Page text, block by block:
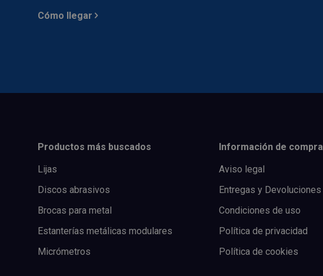
Cómo llegar
Productos más buscados
Lijas
Discos abrasivos
Brocas para metal
Estanterías metálicas modulares
Micrómetros
Información de compra
Aviso legal
Entregas y Devoluciones
Condiciones de uso
Política de privacidad
Política de cookies